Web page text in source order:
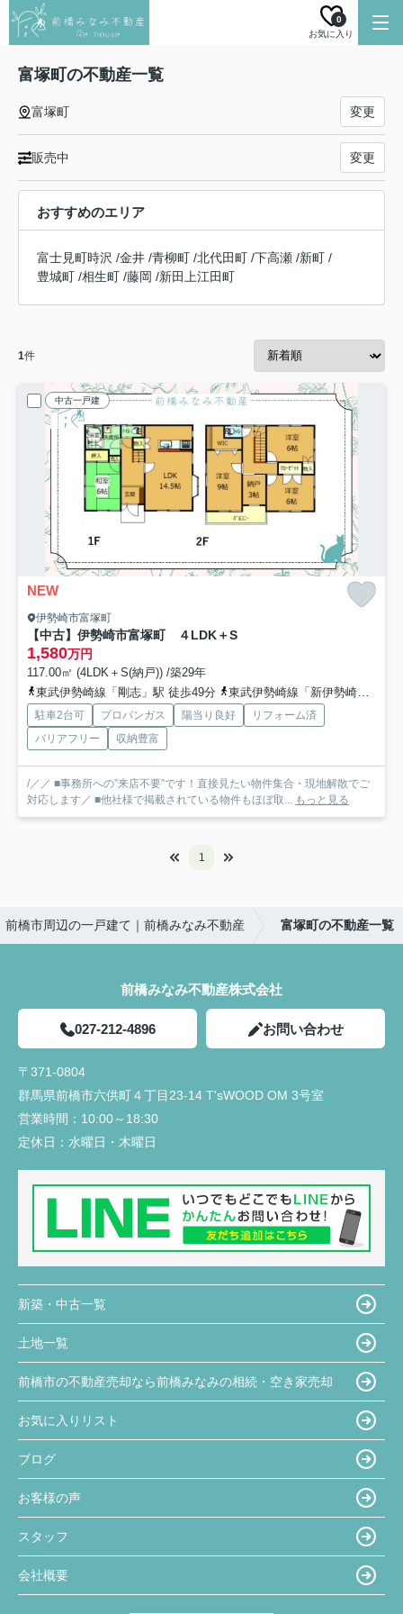
お気に入り
0
富塚町の不動産一覧
富塚町 変更
販売中 変更
おすすめのエリア
富士見町時沢 /金井 /青柳町 /北代田町 /下高瀬 /新町 /
豊城町 /相生町 /藤岡 /新田上江田町
1件
中古一戸建
NEW
伊勢崎市富塚町
【中古】伊勢崎市富塚町 ４LDK＋S
1,580万円
117.00㎡ (4LDK＋S(納戸)) /築29年
東武伊勢崎線「剛志」駅 徒歩49分
東武伊勢崎線「新伊勢崎」駅 徒歩63分
駐車2台可 プロパンガス 陽当り良好
リフォーム済
バリアフリー
収納豊富
/／／ ■事務所への”来店不要”です！直接見たい物件集合・現地解散でご
対応します／ ■他社様で掲載されている物件もほぼ取... もっと見る
1
前橋市周辺の一戸建て｜前橋みなみ不動産 富塚町の不動産一覧
前橋みなみ不動産株式会社
027-212-4896 お問い合わせ
〒371-0804
群馬県前橋市六供町４丁目23‐14 T'sWOOD OM 3号室
営業時間： 10:00～18:30
定休日： 水曜日・木曜日
新築・中古一覧
土地一覧
前橋市の不動産売却なら前橋みなみの相続・空き家売却
お気に入りリスト
ブログ
お客様の声
スタッフ
会社概要